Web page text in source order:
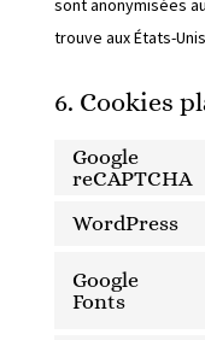
trouve aux États-
6. Cookies
Google
reCAPTCHA
WordPress
Google
Fonts